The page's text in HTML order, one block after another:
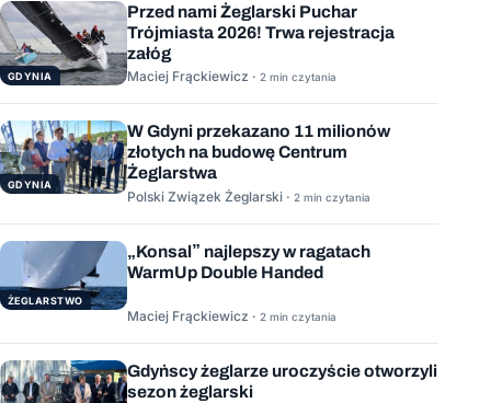
GDYNIA
Przed nami Żeglarski Puchar
Trójmiasta 2026! Trwa rejestracja
załóg
Maciej Frąckiewicz · 2 min czytania
GDYNIA
W Gdyni przekazano 11 milionów
złotych na budowę Centrum
Żeglarstwa
Polski Związek Żeglarski · 2 min czytania
ŻEGLARSTWO
„Konsal” najlepszy w ragatach
WarmUp Double Handed
Maciej Frąckiewicz · 2 min czytania
Gdyńscy żeglarze uroczyście otworzyli
sezon żeglarski